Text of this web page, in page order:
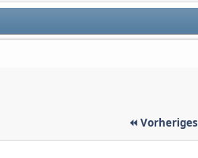
⏪ Vorheriges